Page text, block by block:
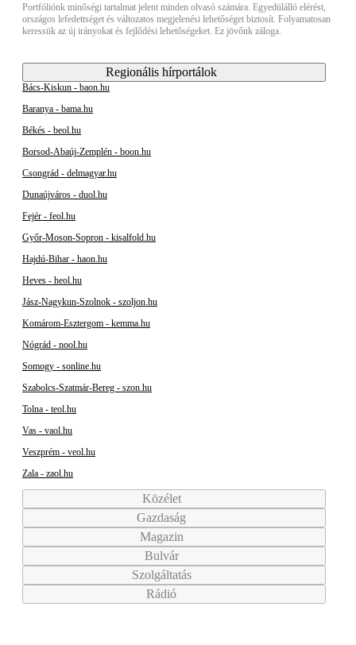
Portfóliónk minőségi tartalmat jelent minden olvasó számára. Egyedülálló elérést,
országos lefedettséget és változatos megjelenési lehetőséget biztosít. Folyamatosan
keressük az új irányokat és fejlődési lehetőségeket. Ez jövőnk záloga.
Regionális hírportálok
Bács-Kiskun - baon.hu
Baranya - bama.hu
Békés - beol.hu
Borsod-Abaúj-Zemplén - boon.hu
Csongrád - delmagyar.hu
Dunaújváros - duol.hu
Fejér - feol.hu
Győr-Moson-Sopron - kisalfold.hu
Hajdú-Bihar - haon.hu
Heves - heol.hu
Jász-Nagykun-Szolnok - szoljon.hu
Komárom-Esztergom - kemma.hu
Nógrád - nool.hu
Somogy - sonline.hu
Szabolcs-Szatmár-Bereg - szon.hu
Tolna - teol.hu
Vas - vaol.hu
Veszprém - veol.hu
Zala - zaol.hu
Közélet
Gazdaság
Magazin
Bulvár
Szolgáltatás
Rádió